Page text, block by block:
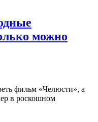
можно
фильм «Челюсти», а
в роскошном